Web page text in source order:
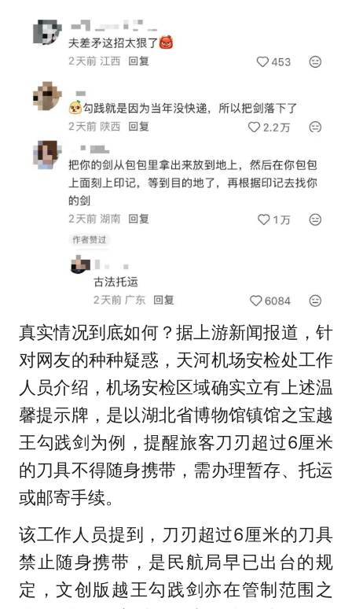
真实情况到底如何？据上游新闻报道，针
对网友的种种疑惑，天河机场安检处工作
人员介绍，机场安检区域确实立有上述温
馨提示牌，是以湖北省博物馆镇馆之宝越
王勾践剑为例，提醒旅客刀刃超过6厘米
的刀具不得随身携带，需办理暂存、托运
或邮寄手续。
该工作人员提到，刀刃超过6厘米的刀具
禁止随身携带，是民航局早已出台的规
定，文创版越王勾践剑亦在管制范围之